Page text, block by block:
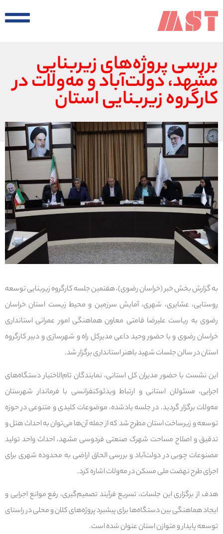
بررسی پروژه‌های زیربنایی
مشهد، دولت‌آباد و مه‌ولات در
کارگروه زیربنایی استان
به گزارش بخش خبر (خراسان رضوی)، هفتمین جلسه کارگروه زیربنایی توسعه
روستایی، عشایری، شهری، آمایش سرزمین و محیط زیست استان خراسان
رضوی به ریاست علیرضا قامتی معاون هماهنگی امور عمرانی استانداری
خراسان رضوی و با حضور وحید داعی مدیرکل راه و شهرسازی و دبیر کارگروه
استان در سالن جلسات شهید باهنر استانداری برگزار شد.
این نشست با حضور مدیران کل استانی، نمایندگان تام‌الاختیار دستگاه‌های
اجرایی، مسئولان استانی و ارتباط ویدئوکنفرانسی با فرماندار شهرستان
مه‌ولات برگزار گردید. در جلسه یادشده، موضوعات کلیدی و متنوعی در حوزه
توسعه و زیرساخت استان مطرح شد که از جمله آن‌ها می‌توان به احداث هتل و
تدقیق و اصلاح مساحت شهرک صنعتی فردوسی مشهد، احداث واحد تولید
مصنوعات چوبی در دولت‌آباد و بررسی الحاق اراضی به محدوده شهری برای
اجرای طرح نهضت ملی مسکن در مه‌ولات اشاره کرد.
هدف از برگزاری این جلسات، تسریع فرآیند تصمیم‌گیری، رفع موانع اجرایی و
ایجاد هماهنگی بین دستگاه‌ها برای پیشبرد پروژه‌های کلان و محلی در راستای
توسعه پایدار و متوازن استان عنوان شده است.